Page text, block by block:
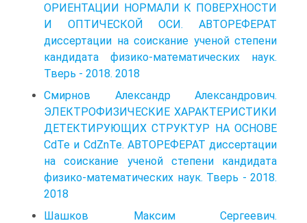
ОРИЕНТАЦИИ НОРМАЛИ К ПОВЕРХНОСТИ
И ОПТИЧЕСКОЙ ОСИ. АВТОРЕФЕРАТ
диссертации на соискание ученой степени
кандидата физико-математических наук.
Тверь - 2018. 2018
Смирнов Александр Александрович.
ЭЛЕКТРОФИЗИЧЕСКИЕ ХАРАКТЕРИСТИКИ
ДЕТЕКТИРУЮЩИХ СТРУКТУР НА ОСНОВЕ
CdTe и CdZnTe. АВТОРЕФЕРАТ диссертации
на соискание ученой степени кандидата
физико-математических наук. Тверь - 2018.
2018
Шашков Максим Сергеевич.